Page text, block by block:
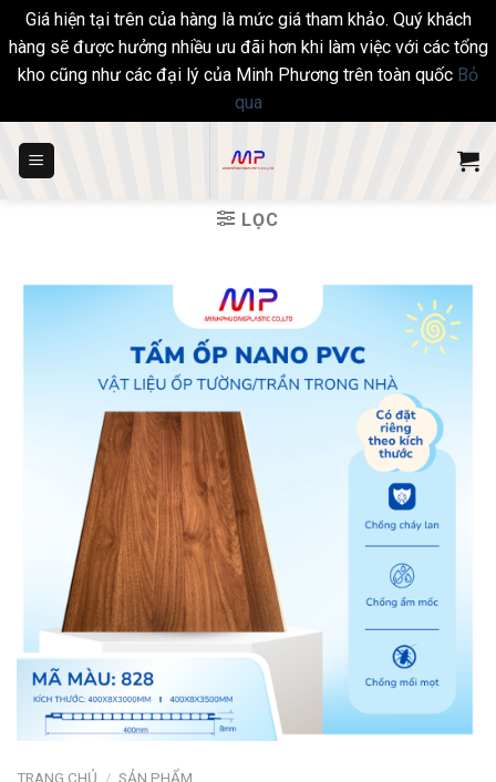
Giá hiện tại trên của hàng là mức giá tham khảo. Quý khách
hàng sẽ được hưởng nhiều ưu đãi hơn khi làm việc với các tổng
kho cũng như các đại lý của Minh Phương trên toàn quốc Bỏ
qua
LỌC
TRANG CHỦ / SẢN PHẨM